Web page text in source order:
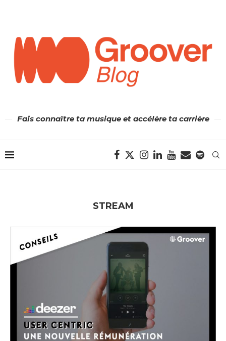
Fais connaître ta musique et accélère ta carrière
STREAM